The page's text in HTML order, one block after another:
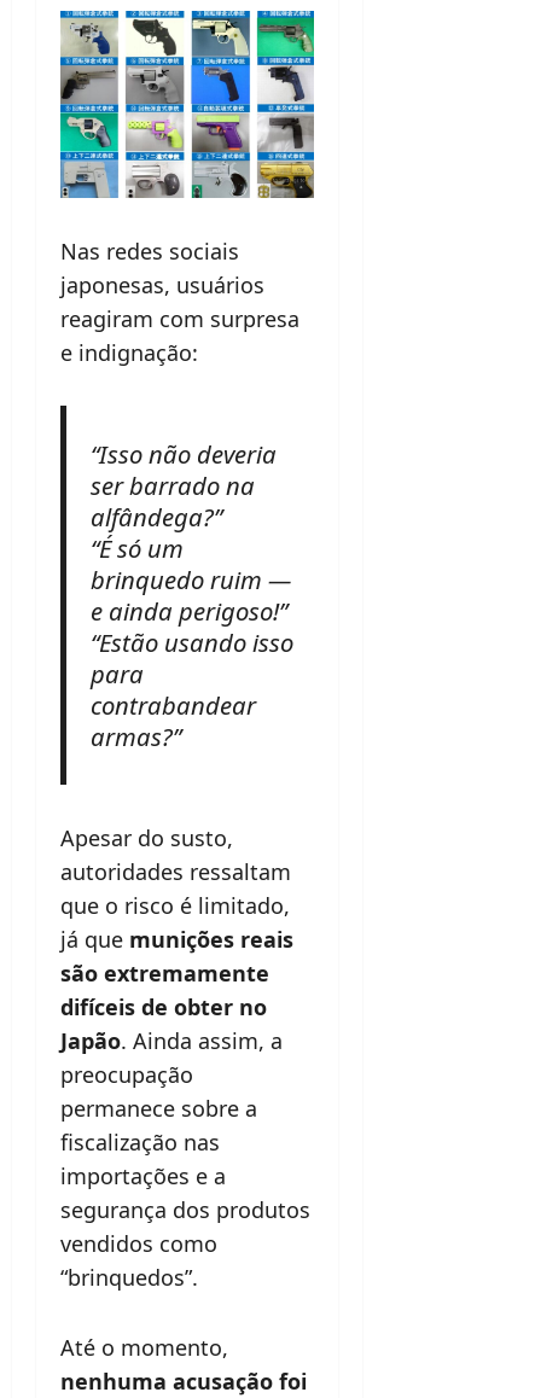
Nas redes sociais
japonesas, usuários
reagiram com surpresa
e indignação:
“Isso não deveria
ser barrado na
alfândega?”
“É só um
brinquedo ruim —
e ainda perigoso!”
“Estão usando isso
para
contrabandear
armas?”
Apesar do susto,
autoridades ressaltam
que o risco é limitado,
já que munições reais
são extremamente
difíceis de obter no
Japão. Ainda assim, a
preocupação
permanece sobre a
fiscalização nas
importações e a
segurança dos produtos
vendidos como
“brinquedos”.
Até o momento,
nenhuma acusação foi